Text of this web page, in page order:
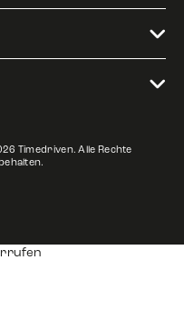
Timedriven. Alle Rechte